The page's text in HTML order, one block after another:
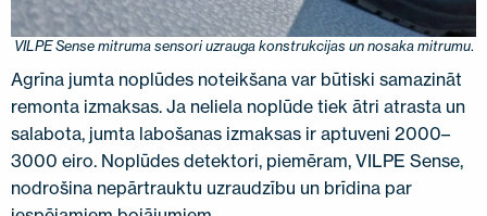
VILPE Sense mitruma sensori uzrauga konstrukcijas un nosaka mitrumu.
Agrīna jumta noplūdes noteikšana var būtiski samazināt
remonta izmaksas. Ja neliela noplūde tiek ātri atrasta un
salabota, jumta labošanas izmaksas ir aptuveni 2000–
3000 eiro. Noplūdes detektori, piemēram, VILPE Sense,
nodrošina nepārtrauktu uzraudzību un brīdina par